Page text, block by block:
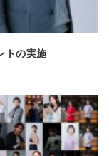
トの実施